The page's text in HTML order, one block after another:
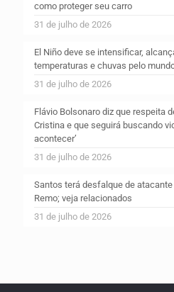
como proteger seu carro
31 de julho de 2026
El Niño deve se intensificar,
temperaturas e chuvas pelo
31 de julho de 2026
Flávio Bolsonaro diz que respeita
Cristina e que seguirá buscando
acontecer’
31 de julho de 2026
Santos terá desfalque de
Remo; veja relacionados
31 de julho de 2026